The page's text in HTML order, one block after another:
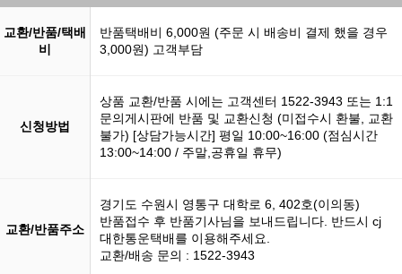
교환/반품/택배
비
반품택배비 6,000원 (주문 시 배송비 결제 했을 경우
3,000원) 고객부담
신청방법
상품 교환/반품 시에는 고객센터 1522-3943 또는 1:1
문의게시판에 반품 및 교환신청 (미접수시 환불, 교환
불가) [상담가능시간] 평일 10:00~16:00 (점심시간
13:00~14:00 / 주말,공휴일 휴무)
교환/반품주소
경기도 수원시 영통구 대학로 6, 402호(이의동)
반품접수 후 반품기사님을 보내드립니다. 반드시 cj
대한통운택배를 이용해주세요.
교환/배송 문의 : 1522-3943